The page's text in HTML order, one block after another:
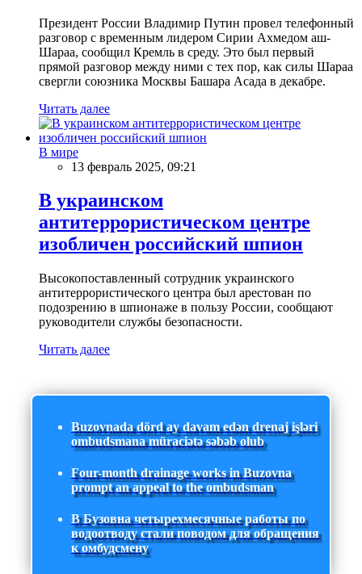
Президент России Владимир Путин провел телефонный
разговор с временным лидером Сирии Ахмедом аш-
Шараа, сообщил Кремль в среду. Это был первый
прямой разговор между ними с тех пор, как силы Шараа
свергли союзника Москвы Башара Асада в декабре.
Читать далее
В мире
13 февраль 2025, 09:21
В украинском
антитеррористическом центре
изобличен российский шпион
Высокопоставленный сотрудник украинского
антитеррористического центра был арестован по
подозрению в шпионаже в пользу России, сообщают
руководители службы безопасности.
Читать далее
Buzovnada dörd ay davam edən drenaj işləri
ombudsmana müraciətə səbəb olub
Four-month drainage works in Buzovna
prompt an appeal to the ombudsman
В Бузовна четырехмесячные работы по
водоотводу стали поводом для обращения
к омбудсмену